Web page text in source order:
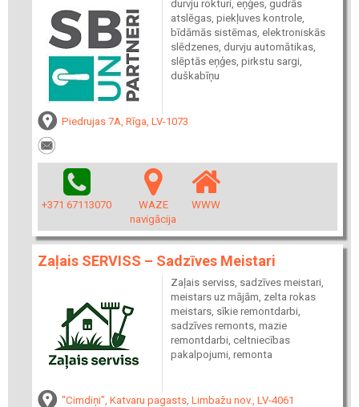
durvju rokturi, eņģes, gudrās
atslēgas, piekļuves kontrole,
bīdāmās sistēmas, elektroniskās
slēdzenes, durvju automātikas,
slēptās eņģes, pirkstu sargi,
duškabīņu
Piedrujas 7A, Rīga, LV-1073
+371 67113070
WAZE
navigācija
WWW
Zaļais SERVISS – Sadzīves Meistari
Zaļais serviss, sadzīves meistari,
meistars uz mājām, zelta rokas
meistars, sīkie remontdarbi,
sadzīves remonts, mazie
remontdarbi, celtniecības
pakalpojumi, remonta
"Cimdiņi", Katvaru pagasts, Limbažu nov., LV-4061